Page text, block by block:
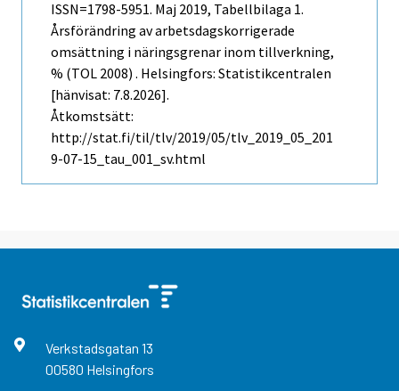
ISSN=1798-5951. Maj 2019, Tabellbilaga 1.
Årsförändring av arbetsdagskorrigerade
omsättning i näringsgrenar inom tillverkning,
% (TOL 2008) . Helsingfors: Statistikcentralen
[hänvisat: 7.8.2026].
Åtkomstsätt:
http://stat.fi/til/tlv/2019/05/tlv_2019_05_201
9-07-15_tau_001_sv.html
Verkstadsgatan 13
00580 Helsingfors